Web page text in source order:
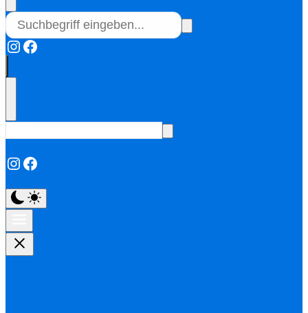
Instagram
Facebook
Instagram
Facebook